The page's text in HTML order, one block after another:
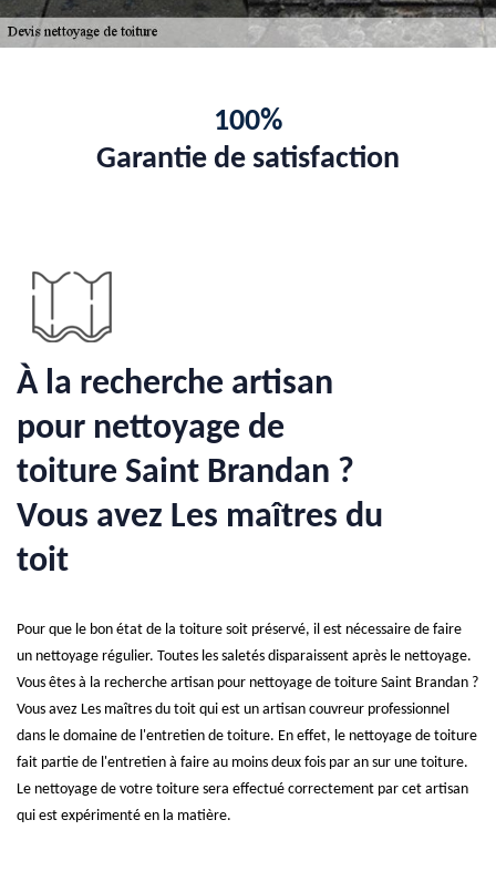
100%
Garantie de satisfaction
À la recherche artisan
pour nettoyage de
toiture Saint Brandan ?
Vous avez Les maîtres du
toit
Pour que le bon état de la toiture soit préservé, il est nécessaire de faire
un nettoyage régulier. Toutes les saletés disparaissent après le nettoyage.
Vous êtes à la recherche artisan pour nettoyage de toiture Saint Brandan ?
Vous avez Les maîtres du toit qui est un artisan couvreur professionnel
dans le domaine de l'entretien de toiture. En effet, le nettoyage de toiture
fait partie de l'entretien à faire au moins deux fois par an sur une toiture.
Le nettoyage de votre toiture sera effectué correctement par cet artisan
qui est expérimenté en la matière.